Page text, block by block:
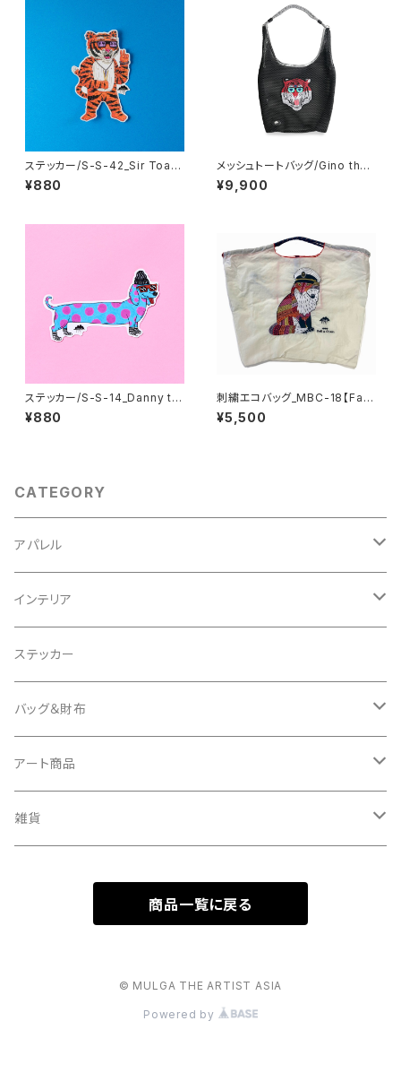
ステッカー/S-S-42_Sir Toadf
ish the Tiger
¥880
メッシュトートバッグ/Gino the
Majestic Tiger
¥9,900
ステッカー/S-S-14_Danny th
e Dachshund
¥880
刺繍エコバッグ_MBC-18【Fabi
o the Fox /ホワイト/Ｌサイズ】
＜Ball and Chain コラボ商品
¥5,500
CATEGORY
アパレル
スウェット
Tシャツ
インテリア
クッションカバー
タオル
キーケース
バッグチャーム
ステッカー
バッグ＆財布
バッグ
財布
アート商品
キャンバス
雑貨
マスコットキーホルダー
商品一覧に戻る
© MULGA THE ARTIST ASIA
Powered by